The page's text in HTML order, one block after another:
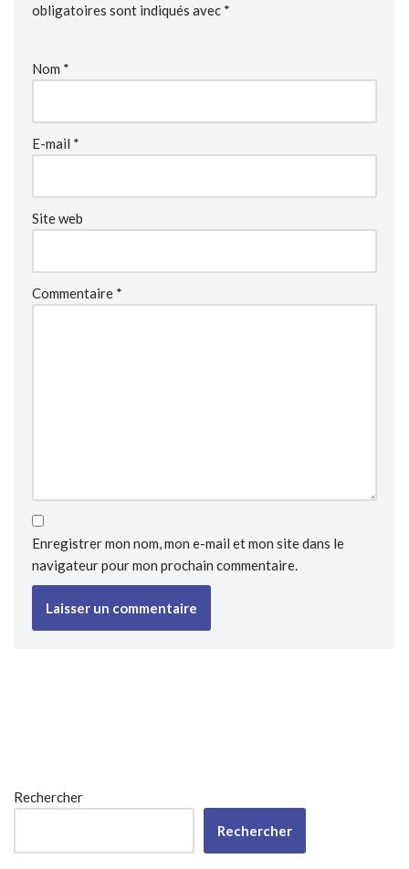
obligatoires sont indiqués avec *
Nom *
E-mail *
Site web
Commentaire *
Enregistrer mon nom, mon e-mail et mon site dans le
navigateur pour mon prochain commentaire.
Rechercher
Rechercher